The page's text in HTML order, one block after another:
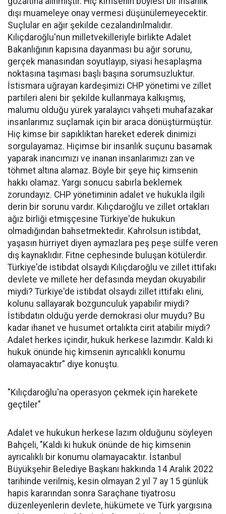
dışı muameleye onay vermesi düşünülemeyecektir.
Suçlular en ağır şekilde cezalandırılmalıdır.
Kılıçdaroğlu'nun milletvekilleriyle birlikte Adalet
Bakanlığının kapısına dayanması bu ağır sorunu,
gerçek manasından soyutlayıp, siyasi hesaplaşma
noktasına taşıması başlı başına sorumsuzluktur.
İstismara uğrayan kardeşimizi CHP yönetimi ve zillet
partileri aleni bir şekilde kullanmaya kalkışmış,
malumu olduğu yürek yaralayıcı vahşeti muhafazakar
insanlarımız suçlamak için bir araca dönüştürmüştür.
Hiç kimse bir sapıklıktan hareket ederek dinimizi
sorgulayamaz. Hiçimse bir insanlık suçunu basamak
yaparak inancımızı ve inanan insanlarımızı zan ve
töhmet altına alamaz. Böyle bir şeye hiç kimsenin
hakkı olamaz. Yargı sonucu sabırla beklemek
zorundayız. CHP yönetiminin adalet ve hukukla ilgili
derin bir sorunu vardır. Kılıçdaroğlu ve zillet ortakları
ağız birliği etmişçesine Türkiye'de hukukun
olmadığından bahsetmektedir. Kahrolsun istibdat,
yaşasın hürriyet diyen aymazlara peş peşe sülfe veren
dış kaynaklıdır. Fitne cephesinde buluşan kötülerdir.
Türkiye'de istibdat olsaydı Kılıçdaroğlu ve zillet ittifakı
devlete ve millete her defasında meydan okuyabilir
miydi? Türkiye'de istibdat olsaydı zillet ittifakı elini,
kolunu sallayarak bozgunculuk yapabilir miydi?
İstibdatın olduğu yerde demokrasi olur muydu? Bu
kadar ihanet ve husumet ortalıkta cirit atabilir miydi?
Adalet herkes içindir, hukuk herkese lazımdır. Kaldı ki
hukuk önünde hiç kimsenin ayrıcalıklı konumu
olamayacaktır” diye konuştu.
"Kılıçdaroğlu'na operasyon çekmek için harekete
geçtiler"
Adalet ve hukukun herkese lazım olduğunu söyleyen
Bahçeli, "Kaldı ki hukuk önünde de hiç kimsenin
ayrıcalıklı bir konumu olamayacaktır. İstanbul
Büyükşehir Belediye Başkanı hakkında 14 Aralık 2022
tarihinde verilmiş, kesin olmayan 2 yıl 7 ay 15 günlük
hapis kararından sonra Saraçhane tiyatrosu
düzenleyenlerin devlete, hükümete ve Türk yargısına